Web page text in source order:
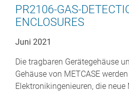
PR2106-GAS-
ENCLOSURES
Juni 2021
Die tragbaren Gerätegehäuse
Gehäuse von METCASE
Elektronikingenieuren, die neue